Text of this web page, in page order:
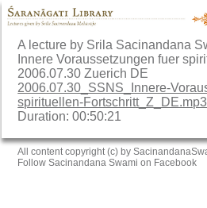
A lecture by Srila Sacinandana
Innere Voraussetzungen fuer
2006.07.30 Zuerich DE
2006.07.30_SSNS_Innere-
spirituellen-Fortschritt_Z_DE.mp3
Duration: 00:50:21
All content copyright (c) by
Follow Sacinandana Swami on Facebook